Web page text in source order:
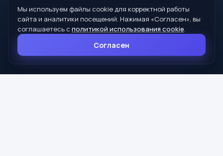
© 2026 Управление образования Администрации МО
Сухой Лог
624800, Свердловская область, г. Сухой Лог, ул. Кирова, дом 7
8 (34373) 4-33-85
Мы используем файлы cookie для корректной работы
сайта и аналитики посещений. Нажимая «Согласен», вы
соглашаетесь с политикой использования cookie.
Согласен